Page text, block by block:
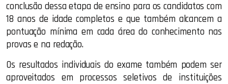
conclusão dessa etapa de ensino para os candidatos com
18 anos de idade completos e que também alcancem a
pontuação mínima em cada área do conhecimento nas
provas e na redação.
Os resultados individuais do exame também podem ser
aproveitados em processos seletivos de instituições